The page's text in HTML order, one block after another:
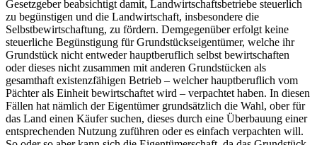
Gesetzgeber beabsichtigt damit, Landwirtschaftsbetriebe steuerlich
zu begünstigen und die Landwirtschaft, insbesondere die
Selbstbewirtschaftung, zu fördern. Demgegenüber erfolgt keine
steuerliche Begünstigung für Grundstückseigentümer, welche ihr
Grundstück nicht entweder hauptberuflich selbst bewirtschaften
oder dieses nicht zusammen mit anderen Grundstücken als
gesamthaft existenzfähigen Betrieb – welcher hauptberuflich vom
Pächter als Einheit bewirtschaftet wird – verpachtet haben. In diesen
Fällen hat nämlich der Eigentümer grundsätzlich die Wahl, ober für
das Land einen Käufer suchen, dieses durch eine Überbauung einer
entsprechenden Nutzung zuführen oder es einfach verpachten will.